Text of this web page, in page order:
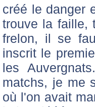
créé le danger
trouve la faille,
frelon, il se
inscrit le
les
matchs, je me
où l'on avait